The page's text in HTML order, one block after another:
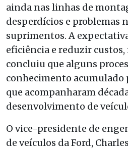
ainda nas linhas de
desperdícios e problemas
suprimentos. A
eficiência e reduzir custos,
concluiu que alguns
conhecimento acumulado
que acompanharam
desenvolvimento de
O vice-presidente de
de veículos da Ford,